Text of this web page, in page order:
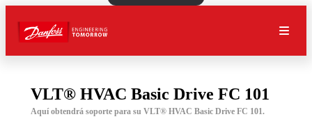
VLT® HVAC Basic Drive FC 101
Aquí obtendrá soporte para su VLT® HVAC Basic Drive FC 101.